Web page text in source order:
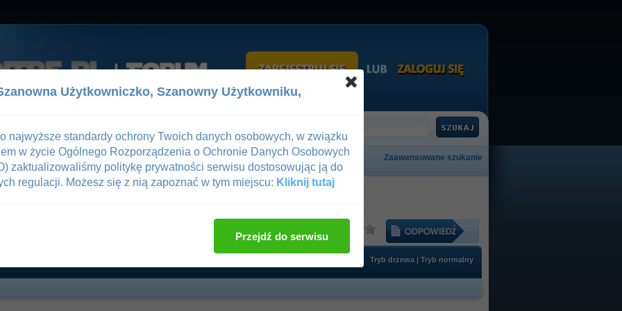
Pomoc
Zaawansowane szukanie
—Rejestracja
/ Sztuki Walki / Sporty chwytane /jiu-jitsu
Ocena wątku:
Tryb drzewa | Tryb normalny
Użytkowniczko, Szanowny Użytkowniku,
najwyższe standardy ochrony Twoich danych osobowych, w związku
w życie Ogólnego Rozporządzenia o Ochronie Danych Osobowych
zaktualizowaliśmy politykę prywatności serwisu dostosowując ją do
regulacji. Możesz się z nią zapoznać w tym miejscu: Kliknij tutaj
Przejdź do serwisu